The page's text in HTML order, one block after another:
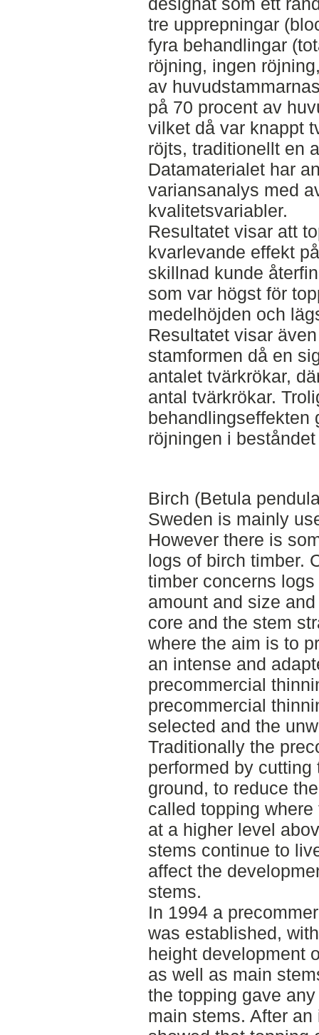
tre upprepningar
fyra behandlingar
röjning, ingen
av
på 70 procent av
vilket då var knappt
röjts, traditionellt en
Datamaterialet har
variansanalys med
kvalitetsvariabler.
Resultatet visar att
kvarlevande effekt
skillnad kunde
som var högst för
medelhöjden och
Resultatet visar
stamformen då en
antalet tvärkrökar,
antal tvärkrökar.
behandlingseffekten
röjningen i
Birch (Betula
Sweden is mainly
However there is
logs of birch timber.
timber concerns
amount and size
core and the stem
where the aim is to
an intense and
precommercial
precommercial
selected and the
Traditionally the
performed by
ground, to reduce
called topping
at a higher level
stems continue to
affect the
stems.
In 1994 a
was established,
height development
as well as main
the topping gave
main stems. After